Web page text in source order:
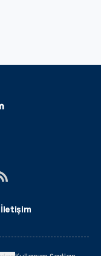
İletişim